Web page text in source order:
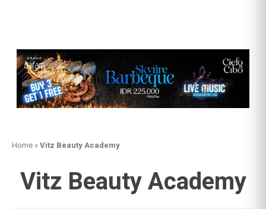
Home »Vitz Beauty Academy
Vitz Beauty Academy